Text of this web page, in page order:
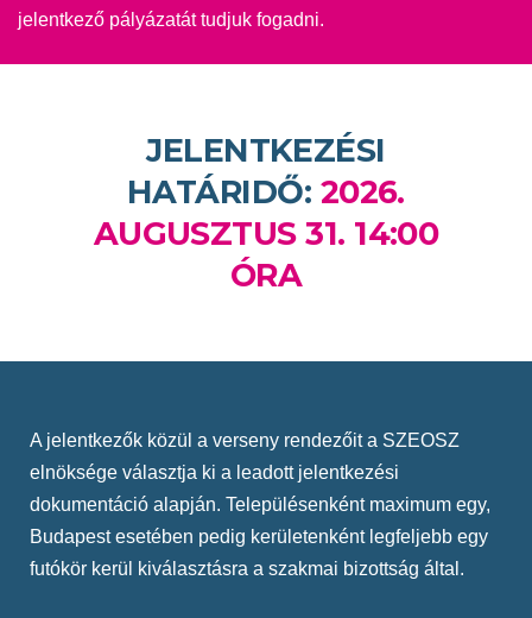
jelentkező pályázatát tudjuk fogadni.
JELENTKEZÉSI
HATÁRIDŐ: 2026.
AUGUSZTUS 31. 14:00
ÓRA
A jelentkezők közül a verseny rendezőit a SZEOSZ
elnöksége választja ki a leadott jelentkezési
dokumentáció alapján. Településenként maximum egy,
Budapest esetében pedig kerületenként legfeljebb egy
futókör kerül kiválasztásra a szakmai bizottság által.